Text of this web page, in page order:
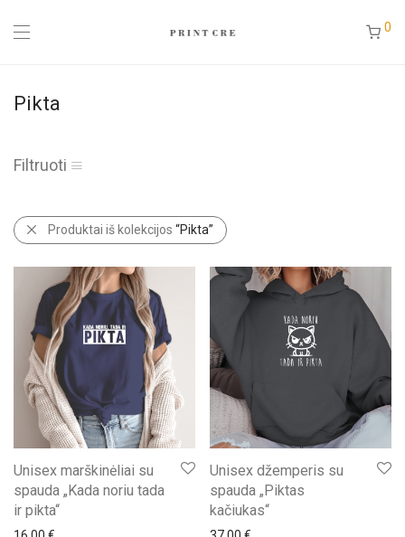
0
Pikta
Filtruoti
Produktai iš kolekcijos “Pikta”
Unisex marškinėliai su
spauda „Kada noriu tada
ir pikta“
Unisex džemperis su
spauda „Piktas
kačiukas“